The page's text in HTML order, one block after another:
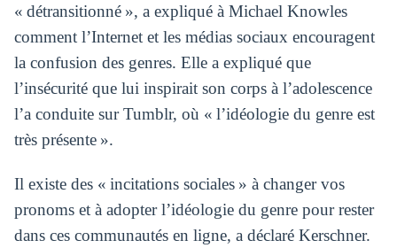
« détransitionné », a expliqué à Michael Knowles
comment l’Internet et les médias sociaux encouragent
la confusion des genres. Elle a expliqué que
l’insécurité que lui inspirait son corps à l’adolescence
l’a conduite sur Tumblr, où « l’idéologie du genre est
très présente ».
Il existe des « incitations sociales » à changer vos
pronoms et à adopter l’idéologie du genre pour rester
dans ces communautés en ligne, a déclaré Kerschner.